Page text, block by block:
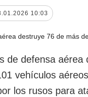
10:03
de defensa aérea
vehículos
los rusos para